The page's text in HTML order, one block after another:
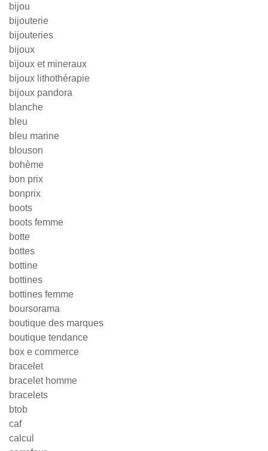
bijou
bijouterie
bijouteries
bijoux
bijoux et mineraux
bijoux lithothérapie
bijoux pandora
blanche
bleu
bleu marine
blouson
bohème
bon prix
bonprix
boots
boots femme
botte
bottes
bottine
bottines
bottines femme
boursorama
boutique des marques
boutique tendance
box e commerce
bracelet
bracelet homme
bracelets
btob
caf
calcul